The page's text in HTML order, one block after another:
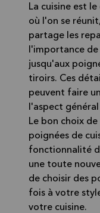
La cuisine est
où l'on se
partage les
l'importance
jusqu'aux
tiroirs. Ces
peuvent faire
l'aspect
Le bon choix
poignées de
fonctionnalité
une toute
de choisir des
fois à votre
votre cuisine.